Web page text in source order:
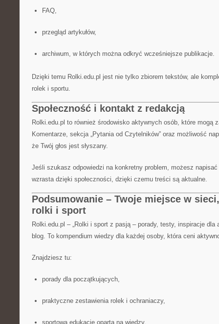
FAQ,
przegląd artykułów,
archiwum, w których można odkryć wcześniejsze publikacje.
Dzięki temu Rolki.edu.pl jest nie tylko zbiorem tekstów, ale
rolek i sportu.
Społeczność i kontakt z redakcją
Rolki.edu.pl to również środowisko aktywnych osób, które mogą
Komentarze, sekcja „Pytania od Czytelników” oraz możliwość
że Twój głos jest słyszany.
Jeśli szukasz odpowiedzi na konkretny problem, możesz
wzrasta dzięki społeczności, dzięki czemu treści są aktualne.
Podsumowanie – Twoje miejsce w
rolki i sport
Rolki.edu.pl – „Rolki i sport z pasją – porady, testy, inspiracje dla
blog. To kompendium wiedzy dla każdej osoby, która ceni
Znajdziesz tu:
porady dla początkujących,
praktyczne zestawienia rolek i ochraniaczy,
sportową edukację opartą na wiedzy,